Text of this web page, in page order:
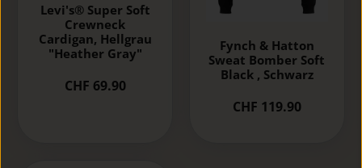
Levi's® Super Soft
Crewneck
Cardigan, Hellgrau
"Heather Gray"
CHF 69.90
Fynch & Hatton
Sweat Bomber Soft
Black , Schwarz
CHF 119.90